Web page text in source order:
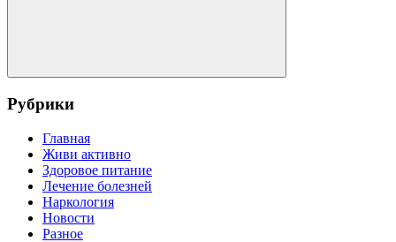
Поиск
Рубрики
Главная
Живи активно
Здоровое питание
Лечение болезней
Наркология
Новости
Разное